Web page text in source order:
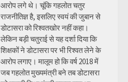
आरोप लगे थे। चूंकि गहलोत चतुर
राजनीतिज्ञ है, इसलिए स्वयं की जुबान से
डोटासरा को रिश्वतखोर नहीं कहा।
लेकिन बड़ी चतुराई से यह दर्शा दिया कि
शिक्षकों ने डोटासरा पर भी रिश्वत लेने के
आरोप लगाए। मालूम हो कि वर्ष 2018 में
जब गहलोत मुख्यमंत्री बने तब डोटासरा